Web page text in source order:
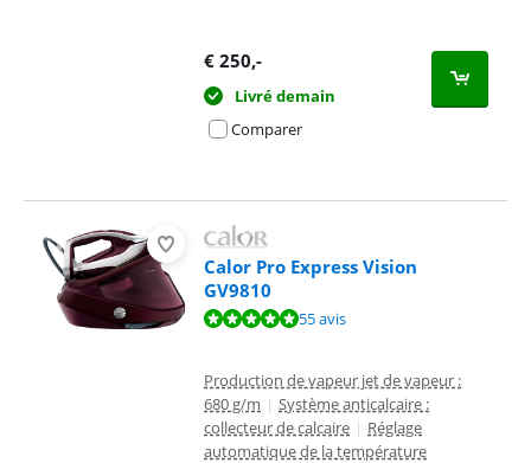
€ 250,-
Livré demain
Comparer
Calor Pro Express Vision
GV9810
La note est de 9,5 sur 10, basée sur 55 avis.55 avis
Production de vapeur jet de vapeur :
680 g/m | Système anticalcaire :
collecteur de calcaire | Réglage
automatique de la température